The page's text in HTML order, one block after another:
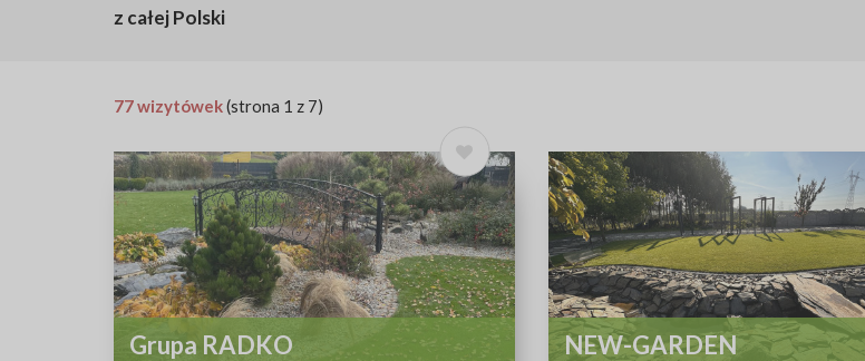
z całej Polski
77 wizytówek(strona 1 z 7)
Grupa RADKO NEW-GARDEN